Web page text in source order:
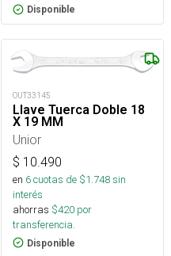
Disponible
OUT33145
Llave Tuerca Doble 18
X 19 MM
Unior
$ 10.490
en 6cuotas de $1.748sin
interés
ahorras $420 por
transferencia.
Disponible